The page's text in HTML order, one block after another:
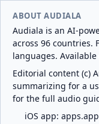
ABOUT AUDIALA
Audiala is an AI-
across 96 countries.
languages.
Editorial content (c)
summarizing for a
for the full audio
iOS app: